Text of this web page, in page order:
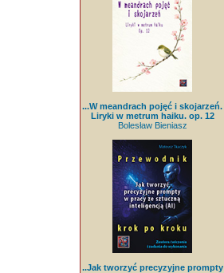
...W meandrach pojęć i skojarzeń.
Liryki w metrum haiku. op. 12
Bolesław Bieniasz
..Jak tworzyć precyzyjne prompty